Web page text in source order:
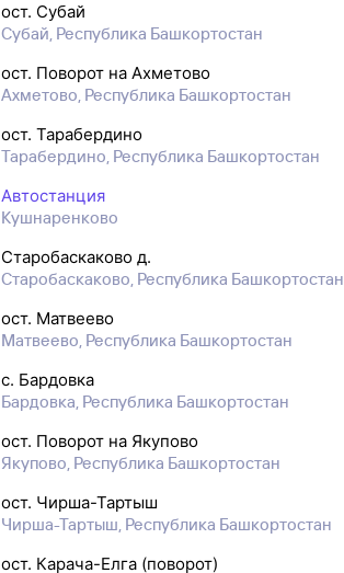
ост. Субай
Субай, Республика Башкортостан
ост. Поворот на Ахметово
Ахметово, Республика Башкортостан
ост. Тарабердино
Тарабердино, Республика Башкортостан
Автостанция
Кушнаренково
Старобаскаково д.
Старобаскаково, Республика Башкортостан
ост. Матвеево
Матвеево, Республика Башкортостан
с. Бардовка
Бардовка, Республика Башкортостан
ост. Поворот на Якупово
Якупово, Республика Башкортостан
ост. Чирша-Тартыш
Чирша-Тартыш, Республика Башкортостан
ост. Карача-Елга (поворот)